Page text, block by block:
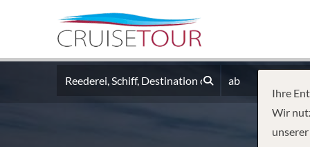
ab
Ihre
Wir